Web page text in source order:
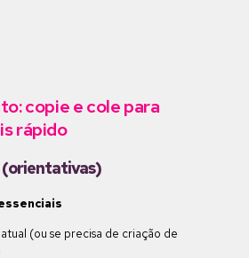
copie e cole para
rápido
(orientativas)
(ou se precisa de criação de